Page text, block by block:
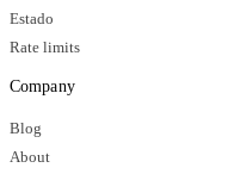
Estado
Rate limits
Company
Blog
About